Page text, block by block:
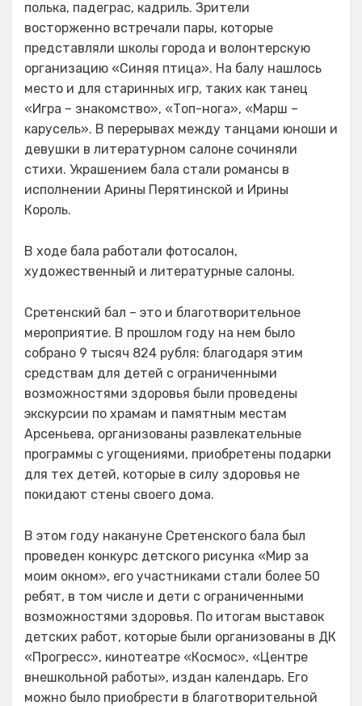
полька, падеграс, кадриль. Зрители
восторженно встречали пары, которые
представляли школы города и волонтерскую
организацию «Синяя птица». На балу нашлось
место и для старинных игр, таких как танец
«Игра – знакомство», «Топ-нога», «Марш –
карусель». В перерывах между танцами юноши и
девушки в литературном салоне сочиняли
стихи. Украшением бала стали романсы в
исполнении Арины Перятинской и Ирины
Король.
В ходе бала работали фотосалон,
художественный и литературные салоны.
Сретенский бал – это и благотворительное
мероприятие. В прошлом году на нем было
собрано 9 тысяч 824 рубля: благодаря этим
средствам для детей с ограниченными
возможностями здоровья были проведены
экскурсии по храмам и памятным местам
Арсеньева, организованы развлекательные
программы с угощениями, приобретены подарки
для тех детей, которые в силу здоровья не
покидают стены своего дома.
В этом году накануне Сретенского бала был
проведен конкурс детского рисунка «Мир за
моим окном», его участниками стали более 50
ребят, в том числе и дети с ограниченными
возможностями здоровья. По итогам выставок
детских работ, которые были организованы в ДК
«Прогресс», кинотеатре «Космос», «Центре
внешкольной работы», издан календарь. Его
можно было приобрести в благотворительной